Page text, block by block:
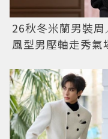
26秋冬米蘭男裝
風型男壓軸走秀氣